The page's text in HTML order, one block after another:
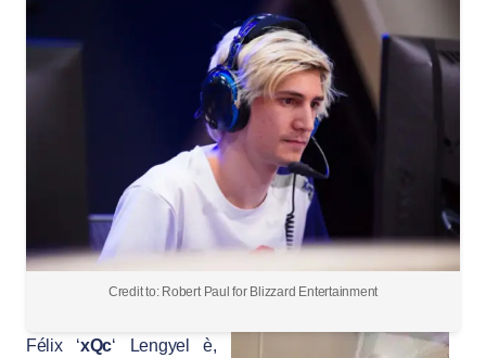
Credit to: Robert Paul for Blizzard Entertainment
Félix ‘xQc‘ Lengyel è,